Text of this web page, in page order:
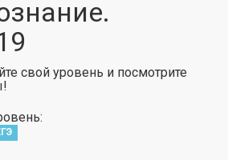
свой уровень и посмотрите